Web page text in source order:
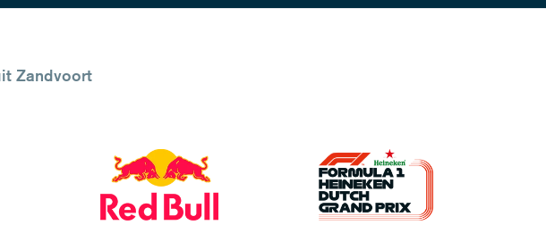
Zandvoort